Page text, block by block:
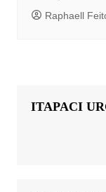
Raphaell
ITAPACI